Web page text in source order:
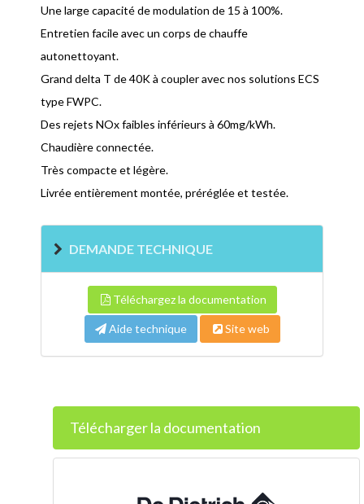
Une large capacité de modulation de 15 à 100%.
Entretien facile avec un corps de chauffe
autonettoyant.
Grand delta T de 40K à coupler avec nos solutions ECS
type FWPC.
Des rejets NOx faibles inférieurs à 60mg/kWh.
Chaudière connectée.
Très compacte et légère.
Livrée entièrement montée, préréglée et testée.
DEMANDE TECHNIQUE
Téléchargez la documentation
Aide technique Site web
Télécharger la documentation